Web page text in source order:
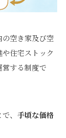
の空き家及び空
住宅ストック
する制度で
、 手頃な価格